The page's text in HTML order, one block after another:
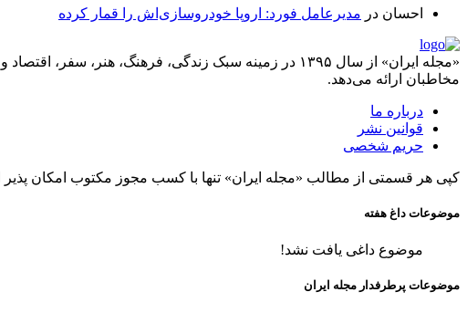
احسان در مدیرعامل فورد: اروپا خودروسازی‌اش را قمار کرده
«مجله ایران» از سال ۱۳۹۵ در زمینه سبک زندگی، فرهنگ،
مخاطبان ارائه می‌دهد.
درباره ما
قوانین نشر
حریم شخصی
کپی هر قسمتی از مطالب «مجله ایران» تنها با کسب مجوز مکتوب امکان
موضوعات داغ هفته
موضوع داغی یافت نشد!
موضوعات پرطرفدار مجله ایران